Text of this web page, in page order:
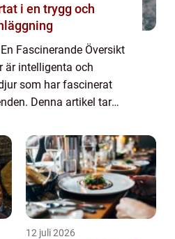
Fascinerande Översikt
är intelligenta och
som har fascinerat
Denna artikel tar
popularit...
12 juli 2026